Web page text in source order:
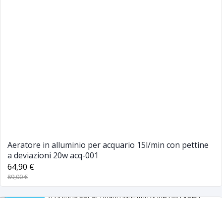
Aeratore in alluminio per acquario 15l/min con pettine
a deviazioni 20w acq-001
64,90 €
89,00 €